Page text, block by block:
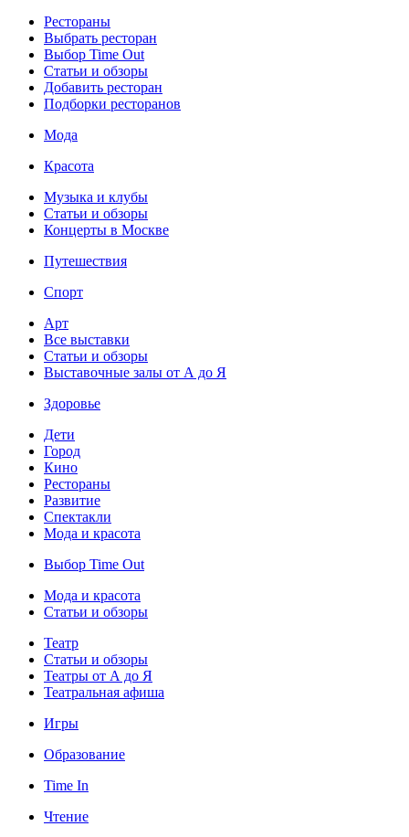
Рестораны
Выбрать ресторан
Выбор Time Out
Статьи и обзоры
Добавить ресторан
Подборки ресторанов
Мода
Красота
Музыка и клубы
Статьи и обзоры
Концерты в Москве
Путешествия
Спорт
Арт
Все выставки
Статьи и обзоры
Выставочные залы от А до Я
Здоровье
Дети
Город
Кино
Рестораны
Развитие
Спектакли
Мода и красота
Выбор Time Out
Мода и красота
Статьи и обзоры
Театр
Статьи и обзоры
Театры от А до Я
Театральная афиша
Игры
Образование
Time In
Чтение